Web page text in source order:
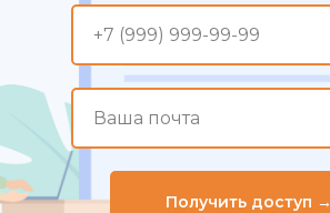
+7 (999) 999-99-99
Ваша почта
Получить доступ →